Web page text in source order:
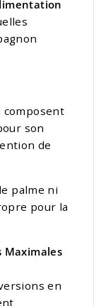
composent
son
de
palme ni
pour la
Maximales
en